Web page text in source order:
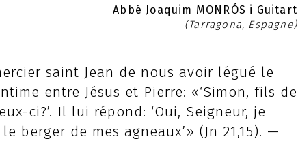
Abbé Joaquim MONRÓS i Guitart
(Tarragona, Espagne)
saint Jean de nous avoir légué le
entre Jésus et Pierre: «‘Simon, fils de
ci?’. Il lui répond: ‘Oui, Seigneur, je
berger de mes agneaux’» (Jn 21,15). —